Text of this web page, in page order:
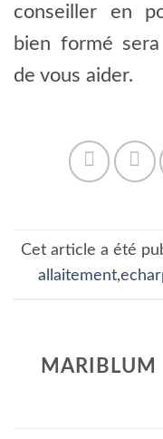
conseiller en
bien formé
de vous aider.
Cet article a été
allaitement,
MARIBLUM